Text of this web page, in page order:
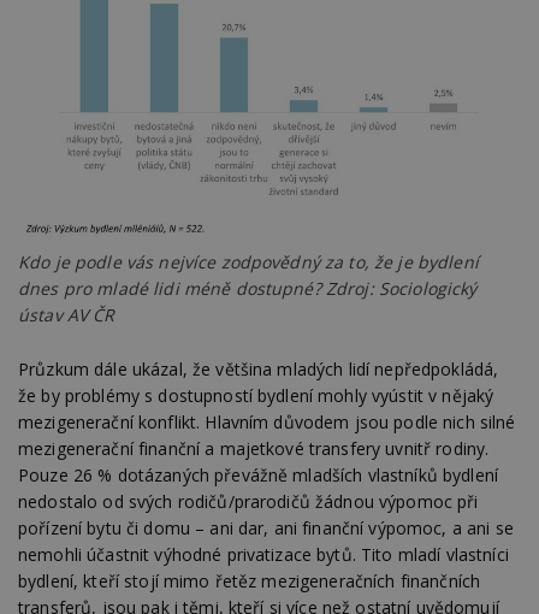
Kdo je podle vás nejvíce zodpovědný za to, že je bydlení
dnes pro mladé lidi méně dostupné? Zdroj: Sociologický
ústav AV ČR
Průzkum dále ukázal, že většina mladých lidí nepředpokládá,
že by problémy s dostupností bydlení mohly vyústit v nějaký
mezigenerační konflikt. Hlavním důvodem jsou podle nich silné
mezigenerační finanční a majetkové transfery uvnitř rodiny.
Pouze 26 % dotázaných převážně mladších vlastníků bydlení
nedostalo od svých rodičů/prarodičů žádnou výpomoc při
pořízení bytu či domu – ani dar, ani finanční výpomoc, a ani se
nemohli účastnit výhodné privatizace bytů. Tito mladí vlastníci
bydlení, kteří stojí mimo řetěz mezigeneračních finančních
transferů, jsou pak i těmi, kteří si více než ostatní uvědomují